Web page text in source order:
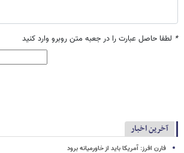
* لطفا حاصل عبارت را در جعبه متن روبرو وارد کنید
آخرین اخبار
فارن افرز: آمریکا باید از خاورمیانه برود